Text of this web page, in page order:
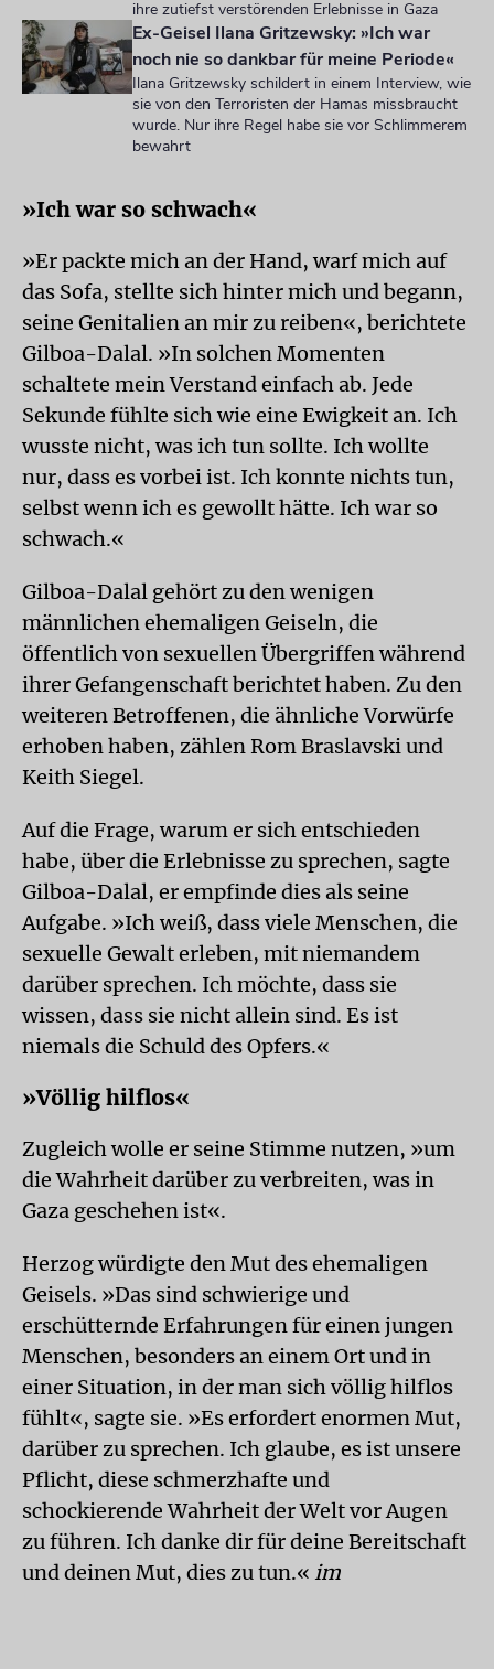
ihre zutiefst verstörenden Erlebnisse in Gaza
Ex-Geisel Ilana Gritzewsky: »Ich war
noch nie so dankbar für meine Periode«
Ilana Gritzewsky schildert in einem Interview, wie
sie von den Terroristen der Hamas missbraucht
wurde. Nur ihre Regel habe sie vor Schlimmerem
bewahrt
»Ich war so schwach«
»Er packte mich an der Hand, warf mich auf
das Sofa, stellte sich hinter mich und begann,
seine Genitalien an mir zu reiben«, berichtete
Gilboa-Dalal. »In solchen Momenten
schaltete mein Verstand einfach ab. Jede
Sekunde fühlte sich wie eine Ewigkeit an. Ich
wusste nicht, was ich tun sollte. Ich wollte
nur, dass es vorbei ist. Ich konnte nichts tun,
selbst wenn ich es gewollt hätte. Ich war so
schwach.«
Gilboa-Dalal gehört zu den wenigen
männlichen ehemaligen Geiseln, die
öffentlich von sexuellen Übergriffen während
ihrer Gefangenschaft berichtet haben. Zu den
weiteren Betroffenen, die ähnliche Vorwürfe
erhoben haben, zählen Rom Braslavski und
Keith Siegel.
Auf die Frage, warum er sich entschieden
habe, über die Erlebnisse zu sprechen, sagte
Gilboa-Dalal, er empfinde dies als seine
Aufgabe. »Ich weiß, dass viele Menschen, die
sexuelle Gewalt erleben, mit niemandem
darüber sprechen. Ich möchte, dass sie
wissen, dass sie nicht allein sind. Es ist
niemals die Schuld des Opfers.«
»Völlig hilflos«
Zugleich wolle er seine Stimme nutzen, »um
die Wahrheit darüber zu verbreiten, was in
Gaza geschehen ist«.
Herzog würdigte den Mut des ehemaligen
Geisels. »Das sind schwierige und
erschütternde Erfahrungen für einen jungen
Menschen, besonders an einem Ort und in
einer Situation, in der man sich völlig hilflos
fühlt«, sagte sie. »Es erfordert enormen Mut,
darüber zu sprechen. Ich glaube, es ist unsere
Pflicht, diese schmerzhafte und
schockierende Wahrheit der Welt vor Augen
zu führen. Ich danke dir für deine Bereitschaft
und deinen Mut, dies zu tun.« im